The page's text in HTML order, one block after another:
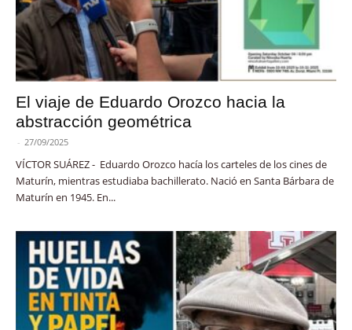
El viaje de Eduardo Orozco hacia la
abstracción geométrica
- 27/09/2025
VÍCTOR SUÁREZ - Eduardo Orozco hacía los carteles de los cines de
Maturín, mientras estudiaba bachillerato. Nació en Santa Bárbara de
Maturín en 1945. En...